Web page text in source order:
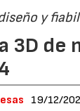
y
3D de
19/12/